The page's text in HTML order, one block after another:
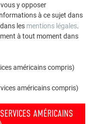
de l’aspect
y opposer
à ce sujet dans
les mentions légales.
à tout moment dans
américains compris)
américains compris)
AMÉRICAINS